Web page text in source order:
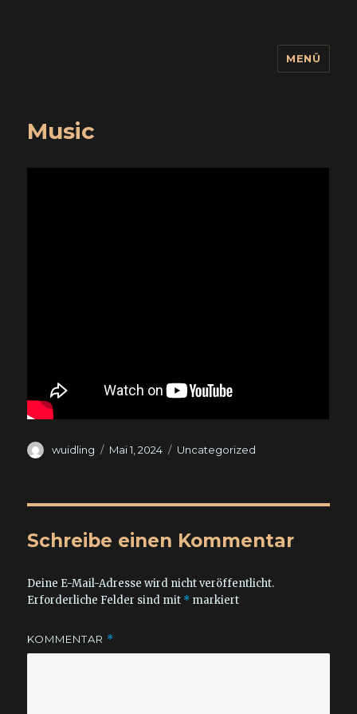
MENÜ
Music
Autor
wuidling
Veröffentlicht
Mai 1, 2024 Kategorien
Uncategorized
Schreibe einen Kommentar
Deine E-Mail-Adresse wird nicht veröffentlicht.
Erforderliche Felder sind mit * markiert
KOMMENTAR *